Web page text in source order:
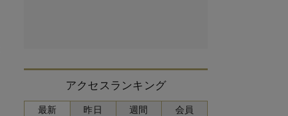
アクセスランキング
最新
昨日 週間 会員